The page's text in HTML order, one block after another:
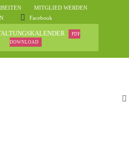
MITGLIED WERDEN
Facebook
PDF
DOWNLOAD